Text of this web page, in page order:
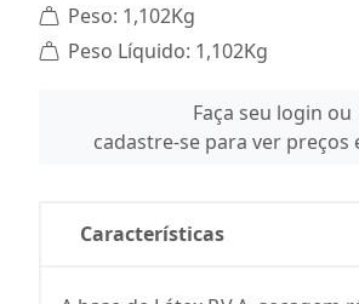
Peso: 1,102Kg
Peso Líquido: 1,102Kg
Faça seu login ou
cadastre-se para ver preços
Características